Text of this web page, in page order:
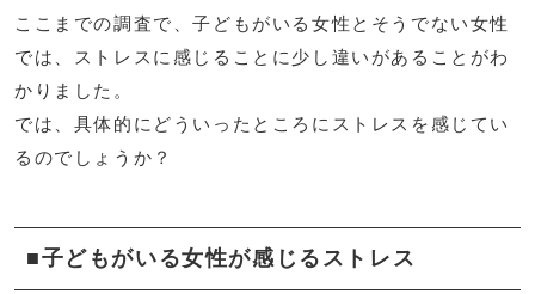
ここまでの調査で、子どもがいる女性とそうでない女性
では、ストレスに感じることに少し違いがあることがわ
かりました。
では、具体的にどういったところにストレスを感じてい
るのでしょうか？
■子どもがいる女性が感じるストレス